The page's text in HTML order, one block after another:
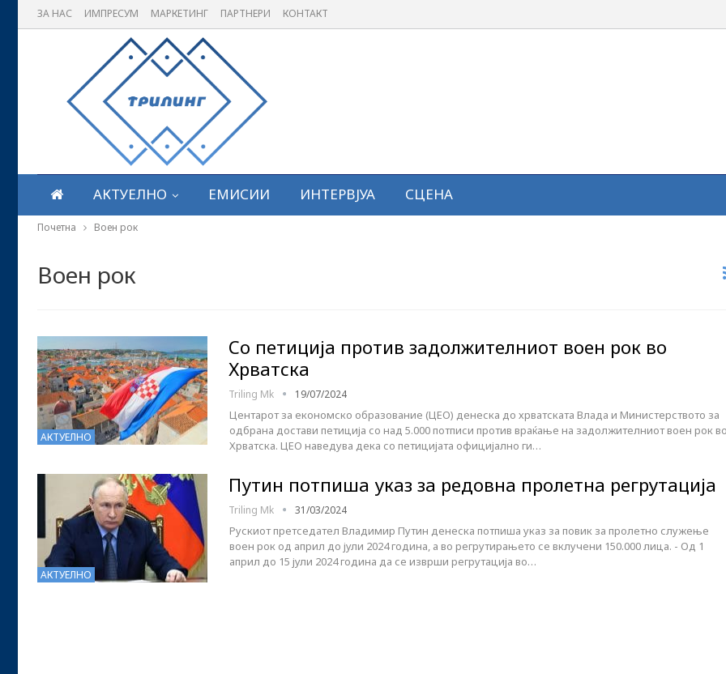
ЗА НАС ИМПРЕСУМ МАРКЕТИНГ ПАРТНЕРИ КОНТАКТ
АКТУЕЛНО ЕМИСИИ ИНТЕРВЈУА СЦЕНА
Почетна Воен рок
Воен рок
АКТУЕЛНО
Со петиција против задолжителниот воен рок во
Хрватска
Triling Mk 19/07/2024
Центарот за економско образование (ЦЕО) денеска до хрватската Влада и Министерството за
одбрана достави петиција со над 5.000 потписи против враќање на задолжителниот воен рок
Хрватска. ЦЕО наведува дека со петицијата официјално ги…
АКТУЕЛНО
Путин потпиша указ за редовна пролетна регрутација
Triling Mk 31/03/2024
Рускиот претседател Владимир Путин денеска потпиша указ за повик за пролетно служење
воен рок од април до јули 2024 година, а во регрутирањето се вклучени 150.000 лица. - Од 1
април до 15 јули 2024 година да се изврши регрутација во…